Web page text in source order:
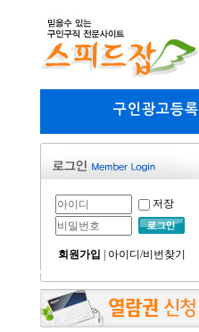
구인광고등록
저장
회원가입 아이디/비번찾기